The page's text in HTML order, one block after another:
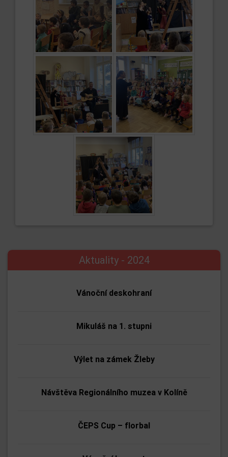
Aktuality - 2024
Vánoční deskohraní
Mikuláš na 1. stupni
Výlet na zámek Žleby
Návštěva Regionálního muzea v Kolíně
ČEPS Cup – florbal